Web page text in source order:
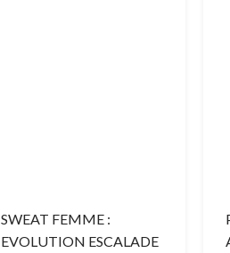
SWEAT FEMME :
EVOLUTION ESCALADE